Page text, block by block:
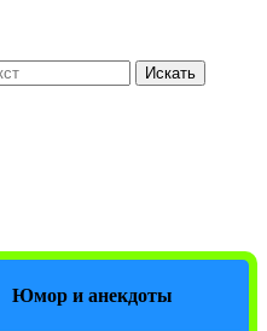
Искать
Юмор и анекдоты